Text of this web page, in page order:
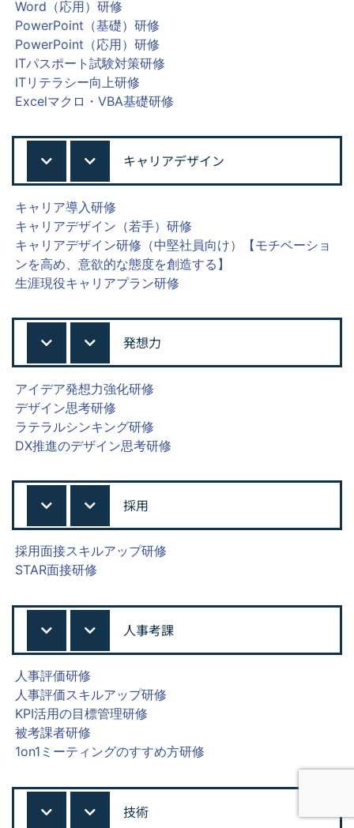
Word（応用）研修
PowerPoint（基礎）研修
PowerPoint（応用）研修
ITパスポート試験対策研修
ITリテラシー向上研修
Excelマクロ・VBA基礎研修
キャリアデザイン
キャリア導入研修
キャリアデザイン（若手）研修
キャリアデザイン研修（中堅社員向け）【モチベーショ
ンを高め、意欲的な態度を創造する】
生涯現役キャリアプラン研修
発想力
アイデア発想力強化研修
デザイン思考研修
ラテラルシンキング研修
DX推進のデザイン思考研修
採用
採用面接スキルアップ研修
STAR面接研修
人事考課
人事評価研修
人事評価スキルアップ研修
KPI活用の目標管理研修
被考課者研修
1on1ミーティングのすすめ方研修
技術